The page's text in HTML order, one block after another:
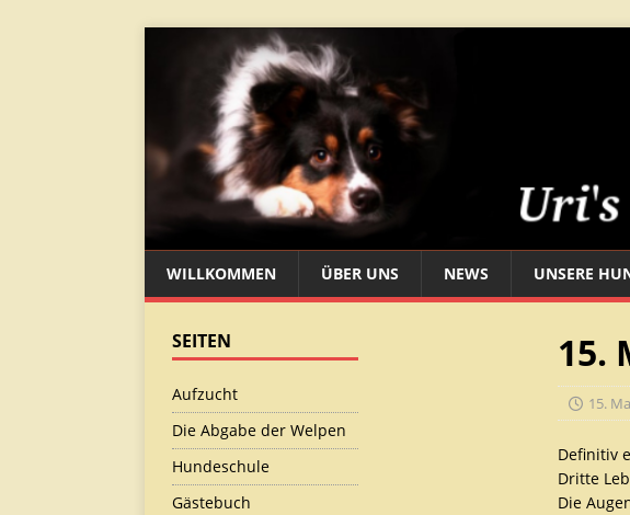
WILLKOMMEN ÜBER UNS NEWS UNSERE
15.
15.
Definitiv
Dritte
Die
SEITEN
Aufzucht
Die Abgabe der Welpen
Hundeschule
Gästebuch